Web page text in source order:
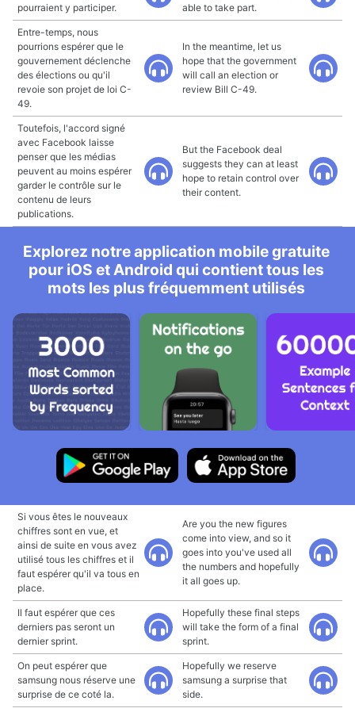
pourraient y participer.
able to take part.
Entre-temps, nous
pourrions espérer que le
gouvernement déclenche
des élections ou qu'il
revoie son projet de loi C-
49.
In the meantime, let us
hope that the government
will call an election or
review Bill C-49.
Toutefois, l'accord signé
avec Facebook laisse
penser que les médias
peuvent au moins espérer
garder le contrôle sur le
contenu de leurs
publications.
But the Facebook deal
suggests they can at least
hope to retain control over
their content.
Explorez notre application mobile gratuite
pour iOS et Android qui contient tous les
mots les plus fréquemment utilisés
Si vous êtes le nouveaux
chiffres sont en vue, et
ainsi de suite en vous avez
utilisé tous les chiffres et il
faut espérer qu'il va tous en
place.
Are you the new figures
come into view, and so it
goes into you've used all
the numbers and hopefully
it all goes up.
Il faut espérer que ces
derniers pas seront un
dernier sprint.
Hopefully these final steps
will take the form of a final
sprint.
On peut espérer que
samsung nous réserve une
surprise de ce coté la.
Hopefully we reserve
samsung a surprise that
side.